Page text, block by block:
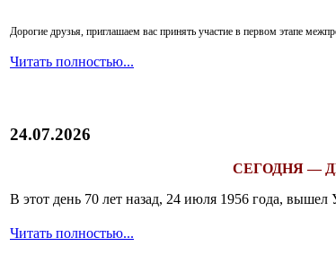
Дорогие друзья, приглашаем вас принять участие в первом этапе
Читать полностью...
24.07.2026
СЕГОДНЯ —
В этот день 70 лет назад, 24 июля 1956 года,
Читать полностью...